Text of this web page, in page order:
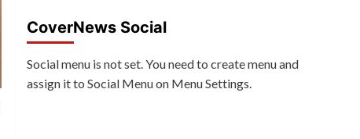
CoverNews Social
Social menu is not set. You need to create menu and
assign it to Social Menu on Menu Settings.